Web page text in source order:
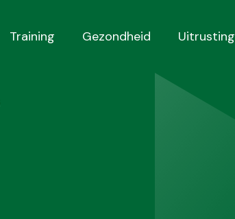
Training Gezondheid Uitrusting